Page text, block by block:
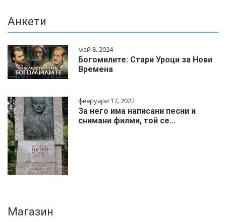
Анкети
май 8, 2024
Богомилите: Стари Уроци за Нови
Времена
февруари 17, 2022
За него има написани песни и
снимани филми, той се…
Магазин